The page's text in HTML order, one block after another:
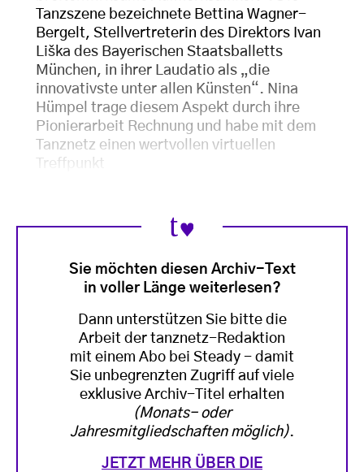
Tanzszene bezeichnete Bettina Wagner-
Bergelt, Stellvertreterin des Direktors Ivan
Liška des Bayerischen Staatsballetts
München, in ihrer Laudatio als „die
innovativste unter allen Künsten“. Nina
Hümpel trage diesem Aspekt durch ihre
Pionierarbeit Rechnung und habe mit dem
Tanznetz einen wertvollen virtuellen
Treffpunkt
Sie möchten diesen Archiv-Text
in voller Länge weiterlesen?
Dann unterstützen Sie bitte die
Arbeit der tanznetz-Redaktion
mit einem Abo bei Steady - damit
Sie unbegrenzten Zugriff auf viele
exklusive Archiv-Titel erhalten
(Monats- oder
Jahresmitgliedschaften möglich).
JETZT MEHR ÜBER DIE